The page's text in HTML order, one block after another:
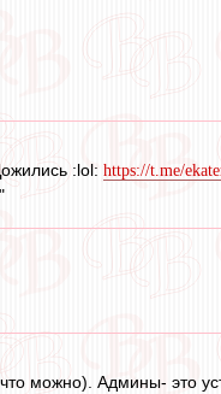
:lol: https://t.me/
можно). Админы- это